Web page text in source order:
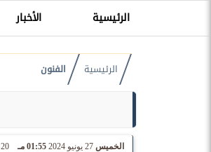
الرئيسية الأخبار
الرئيسية الفنون
الخميس 27 يونيو 2024 01:55 مـ 20 ذو الحجة 1445